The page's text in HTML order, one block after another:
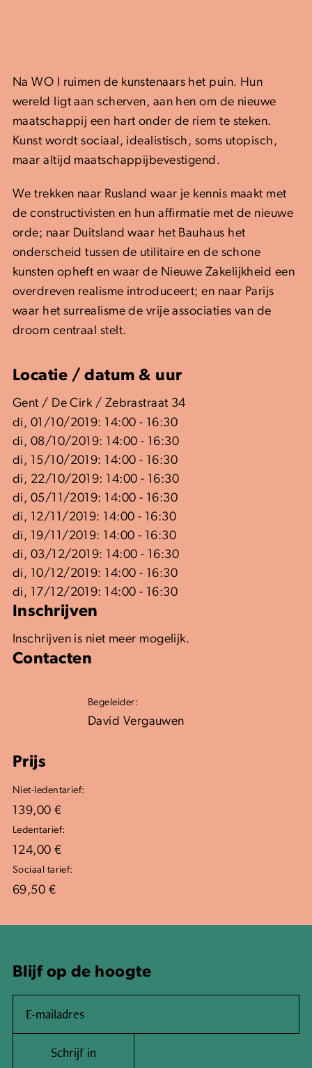
Na WO I ruimen de kunstenaars het puin. Hun
wereld ligt aan scherven, aan hen om de nieuwe
maatschappij een hart onder de riem te steken.
Kunst wordt sociaal, idealistisch, soms utopisch,
maar altijd maatschappijbevestigend.
We trekken naar Rusland waar je kennis maakt met
de constructivisten en hun affirmatie met de nieuwe
orde; naar Duitsland waar het Bauhaus het
onderscheid tussen de utilitaire en de schone
kunsten opheft en waar de Nieuwe Zakelijkheid een
overdreven realisme introduceert; en naar Parijs
waar het surrealisme de vrije associaties van de
droom centraal stelt.
Locatie / datum & uur
Gent / De Cirk / Zebrastraat 34
di, 01/10/2019: 14:00 - 16:30
di, 08/10/2019: 14:00 - 16:30
di, 15/10/2019: 14:00 - 16:30
di, 22/10/2019: 14:00 - 16:30
di, 05/11/2019: 14:00 - 16:30
di, 12/11/2019: 14:00 - 16:30
di, 19/11/2019: 14:00 - 16:30
di, 03/12/2019: 14:00 - 16:30
di, 10/12/2019: 14:00 - 16:30
di, 17/12/2019: 14:00 - 16:30
Inschrijven
Inschrijven is niet meer mogelijk.
Contacten
Begeleider:
David Vergauwen
Prijs
Niet-ledentarief:
139,00 €
Ledentarief:
124,00 €
Sociaal tarief:
69,50 €
Blijf op de hoogte
Schrijf in